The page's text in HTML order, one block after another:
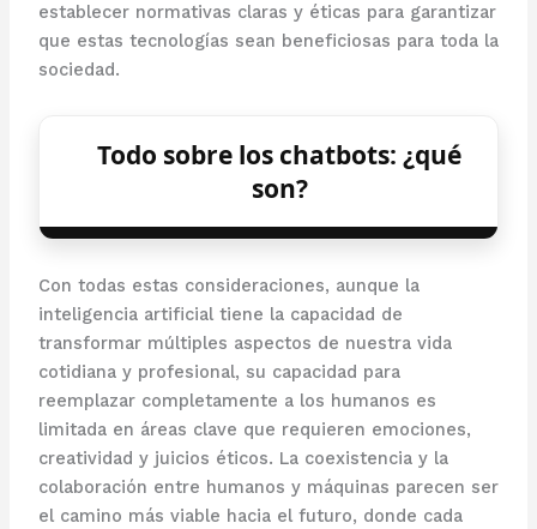
establecer normativas claras y éticas para garantizar
que estas tecnologías sean beneficiosas para toda la
sociedad.
Todo sobre los chatbots: ¿qué
son?
Con todas estas consideraciones, aunque la
inteligencia artificial tiene la capacidad de
transformar múltiples aspectos de nuestra vida
cotidiana y profesional, su capacidad para
reemplazar completamente a los humanos es
limitada en áreas clave que requieren emociones,
creatividad y juicios éticos. La coexistencia y la
colaboración entre humanos y máquinas parecen ser
el camino más viable hacia el futuro, donde cada